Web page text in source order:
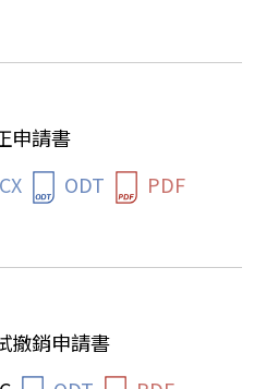
申請書
ODT PDF
撤銷申請書